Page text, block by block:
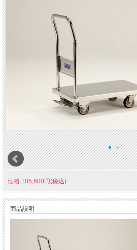
価格:105,600円(税込)
商品説明